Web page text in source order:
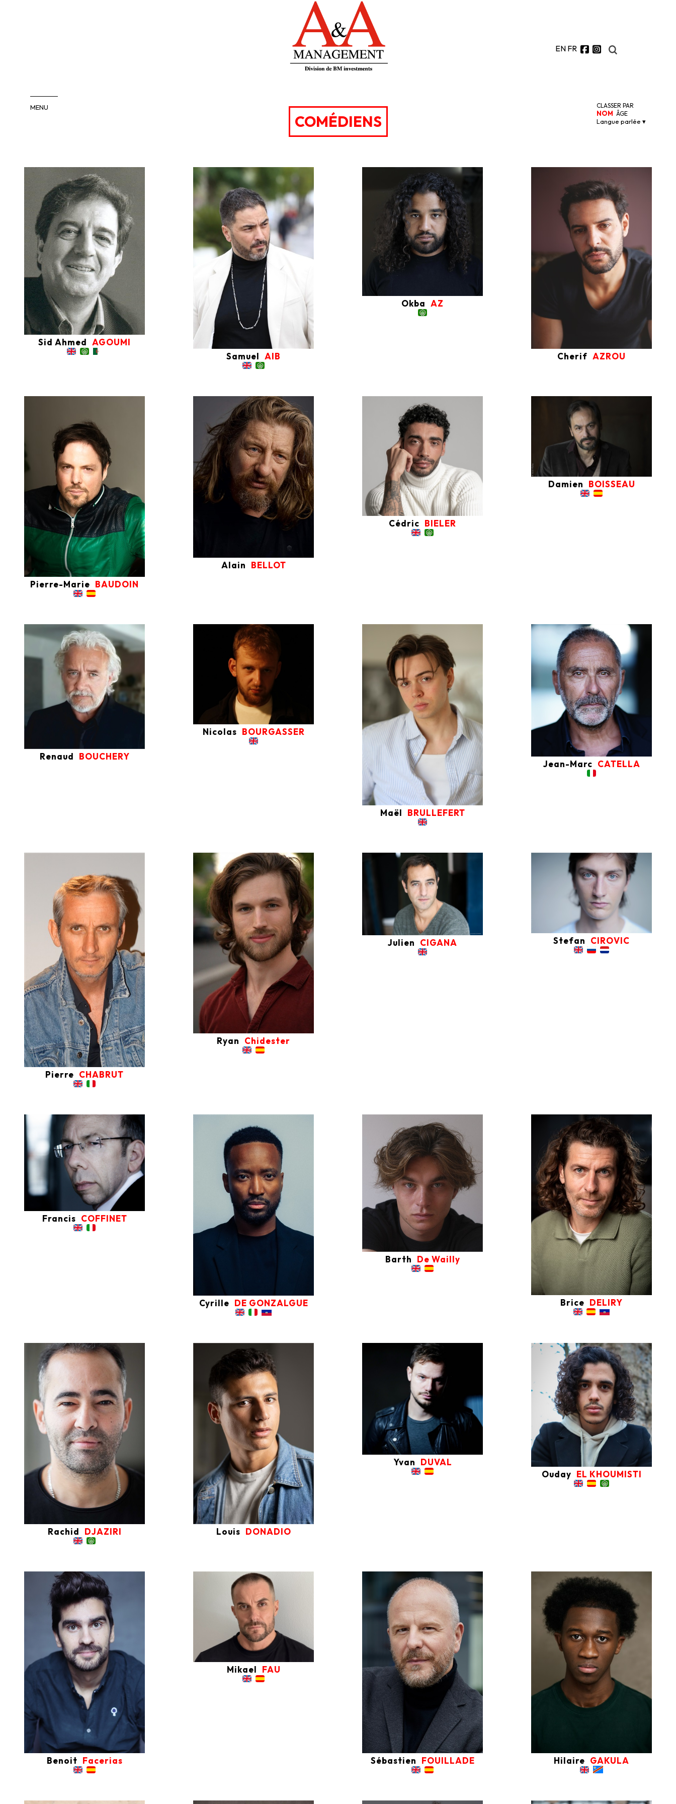
EN FR
CLASSER PAR
NOM ÂGE
Langue parlée ▾
COMÉDIENS
MENU
INTERNATIONAL
PACA/SUD
ENFANTS-ADOS
RÉALISATEURS
COMPOSITEURS
METTEURS EN SCÈNE
AUTEURS
Sid Ahmed AGOUMI
Samuel AIB
Okba AZ
Cherif AZROU
Pierre-Marie BAUDOIN
Alain BELLOT
Cédric BIELER
Damien BOISSEAU
Renaud BOUCHERY
Nicolas BOURGASSER
Maël BRULLEFERT
Jean-Marc CATELLA
Pierre CHABRUT
Ryan Chidester
Julien CIGANA Stefan CIROVIC
Francis COFFINET
Cyrille DE GONZALGUE
Barth De Wailly
Brice DELIRY
Rachid DJAZIRI Louis DONADIO
Yvan
DUVAL
Ouday EL KHOUMISTI
Benoit Facerias
Mikael FAU
Sébastien FOUILLADE Hilaire GAKULA